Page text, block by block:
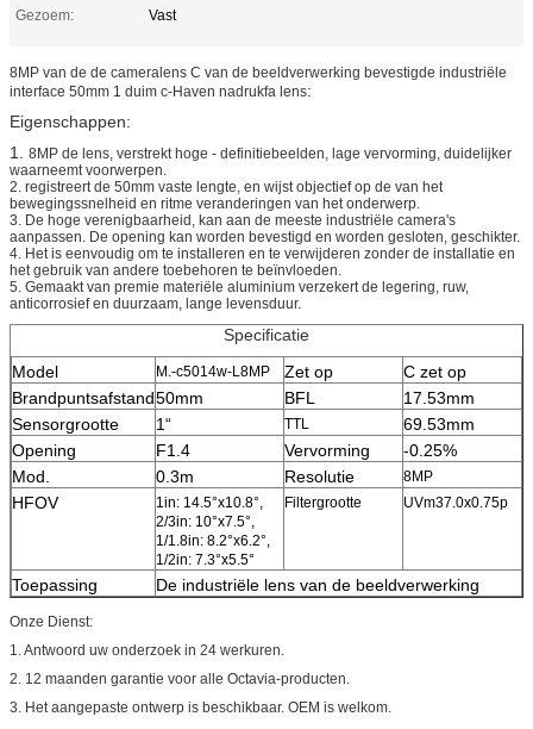
Gezoem:
Vast
8MP van de de cameralens C van de beeldverwerking bevestigde industriële
interface 50mm 1 duim c-Haven nadrukfa lens:
Eigenschappen:
1. 8MP de lens, verstrekt hoge ‑ definitiebeelden, lage vervorming, duidelijker
waarneemt voorwerpen.
2. registreert de 50mm vaste lengte, en wijst objectief op de van het
bewegingssnelheid en ritme veranderingen van het onderwerp.
3. De hoge verenigbaarheid, kan aan de meeste industriële camera's
aanpassen. De opening kan worden bevestigd en worden gesloten, geschikter.
4. Het is eenvoudig om te installeren en te verwijderen zonder de installatie en
het gebruik van andere toebehoren te beïnvloeden.
5. Gemaakt van premie materiële aluminium verzekert de legering, ruw,
anticorrosief en duurzaam, lange levensduur.
Specificatie
Model
M.-c5014w-L8MP Zet op
C zet op
Brandpuntsafstand50mm BFL
17.53mm
Sensorgrootte
1“ TTL
69.53mm
Opening
F1.4 Vervorming
-0.25%
Mod.
0.3m Resolutie 8MP
HFOV
1in: 14.5°x10.8°,
2/3in: 10°x7.5°,
1/1.8in: 8.2°x6.2°,
1/2in: 7.3°x5.5°
Filtergrootte UVm37.0x0.75p
Toepassing De industriële lens van de beeldverwerking
Onze Dienst:
1. Antwoord uw onderzoek in 24 werkuren.
2. 12 maanden garantie voor alle Octavia-producten.
3. Het aangepaste ontwerp is beschikbaar. OEM is welkom.